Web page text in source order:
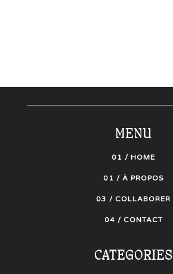
MENU
01 / HOME
01 / À PROPOS
03 / COLLABORER
04 / CONTACT
CATEGORIES